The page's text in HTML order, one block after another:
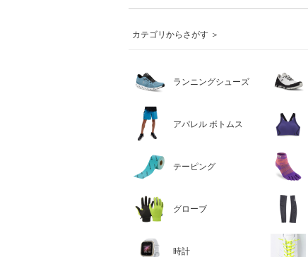
カテゴリからさがす ＞
ランニングシューズ
アパレル ボトムス
テーピング
グローブ
時計